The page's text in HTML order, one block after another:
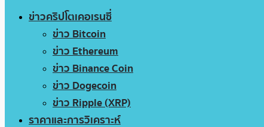
ข่าวคริปโตเคอเรนซี่
ข่าว Bitcoin
ข่าว Ethereum
ข่าว Binance Coin
ข่าว Dogecoin
ข่าว Ripple (XRP)
ราคาและการวิเคราะห์